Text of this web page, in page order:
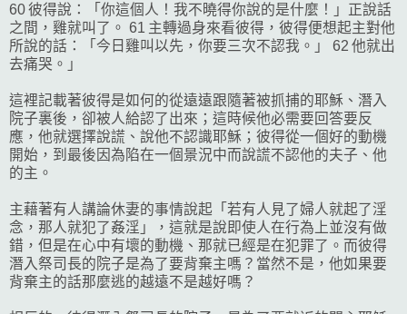
60 彼得說：「你這個人！我不曉得你說的是什麼！」正說話
之間，雞就叫了。 61 主轉過身來看彼得，彼得便想起主對他
所說的話：「今日雞叫以先，你要三次不認我。」 62 他就出
去痛哭。」
這裡記載著彼得是如何的從遠遠跟隨著被抓捕的耶穌、潛入
院子裏後，卻被人給認了出來；這時候他必需要回答要反
應，他就選擇說謊、說他不認識耶穌；彼得從一個好的動機
開始，到最後因為陷在一個景況中而說謊不認他的夫子、他
的主。
主藉著有人講論休妻的事情說起「若有人見了婦人就起了淫
念，那人就犯了姦淫」，這就是說即使人在行為上並沒有做
錯，但是在心中有壞的動機、那就已經是在犯罪了。而彼得
潛入祭司長的院子是為了要背棄主嗎？當然不是，他如果要
背棄主的話那麼逃的越遠不是越好嗎？